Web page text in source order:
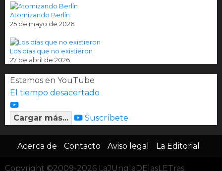
Atomizando Berlín
25 de mayo de 2026
Los días que no existieron
27 de abril de 2026
Estamos en YouTube
El tiempo desacertado
Cargar más... Suscríbete
Acerca de Contacto Aviso legal La Editorial
Copyright ©2009-2026 LaJUnglaDElasLETras